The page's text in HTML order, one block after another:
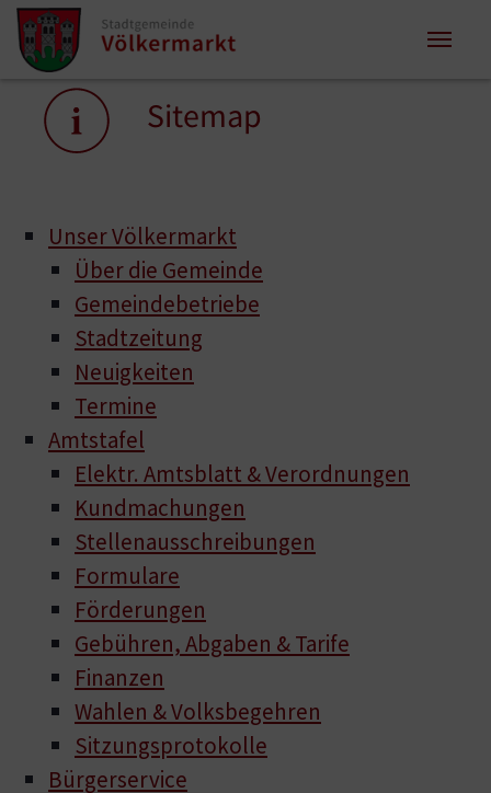
Zum Inhalt springen
Zum Seitenende springen
Sie sind hier: Sitemap
Unser Völkermarkt
Über die Gemeinde
Gemeindebetriebe
Stadtzeitung
Neuigkeiten
Termine
Amtstafel
Elektr. Amtsblatt & Verordnungen
Kundmachungen
Stellenausschreibungen
Formulare
Förderungen
Gebühren, Abgaben & Tarife
Finanzen
Wahlen & Volksbegehren
Sitzungsprotokolle
Bürgerservice